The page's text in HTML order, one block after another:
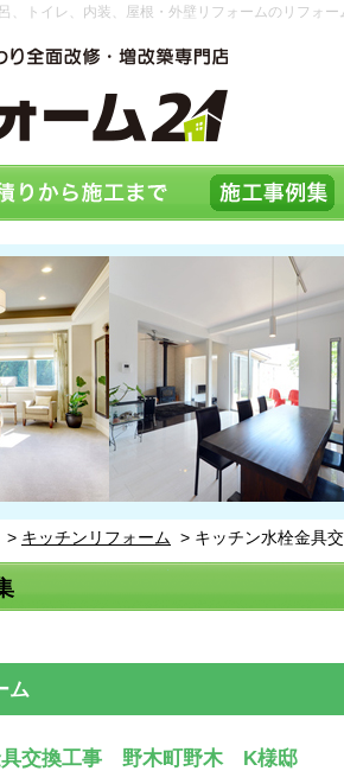
、トイレ、内装、屋根・外壁リフォームのリフォ
> キッチンリフォーム > キッチン水栓金具
ム
具交換工事 野木町野木 K様邸